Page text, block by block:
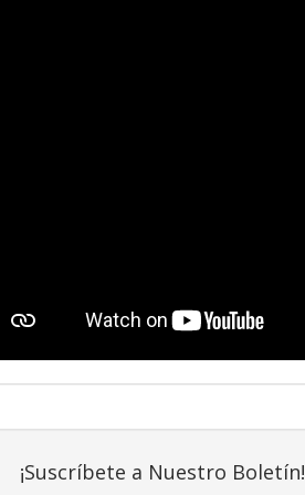
¡Suscríbete a Nuestro Boletín!